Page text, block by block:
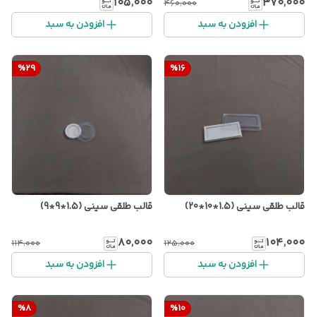
۴۶۰٬۰۰۰
افزودن به سبد افزودن به سبد
%16
قالب طلقی سینی (1.5*10*20)
۱۰۴٬۰۰۰ ۱۲۵٬۰۰۰
افزودن به سبد
%29
قالب طلقی سینی (1.5*9*9)
۸۰٬۰۰۰ ۱۱۴٬۰۰۰
افزودن به سبد
%10
%8